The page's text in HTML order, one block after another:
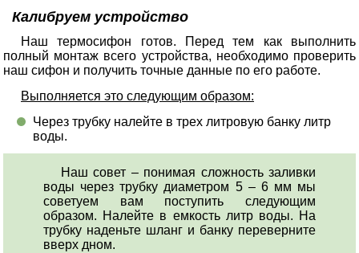
Калибруем устройство
Наш термосифон готов. Перед тем как выполнить
полный монтаж всего устройства, необходимо проверить
наш сифон и получить точные данные по его работе.
Выполняется это следующим образом:
Через трубку налейте в трех литровую банку литр
воды.
Наш совет – понимая сложность заливки
воды через трубку диаметром 5 – 6 мм мы
советуем вам поступить следующим
образом. Налейте в емкость литр воды. На
трубку наденьте шланг и банку переверните
вверх дном.